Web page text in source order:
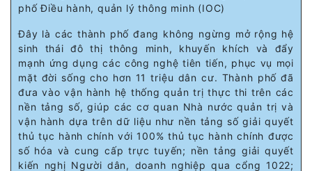
phố Điều hành, quản lý thông minh (IOC)
Đây là các thành phố đang không ngừng mở rộng hệ
sinh thái đô thị thông minh, khuyến khích và đẩy
mạnh ứng dụng các công nghệ tiên tiến, phục vụ mọi
mặt đời sống cho hơn 11 triệu dân cư. Thành phố đã
đưa vào vận hành hệ thống quản trị thực thi trên các
nền tảng số, giúp các cơ quan Nhà nước quản trị và
vận hành dựa trên dữ liệu như nền tảng số giải quyết
thủ tục hành chính với 100% thủ tục hành chính được
số hóa và cung cấp trực tuyến; nền tảng giải quyết
kiến nghị Người dân, doanh nghiệp qua cổng 1022;